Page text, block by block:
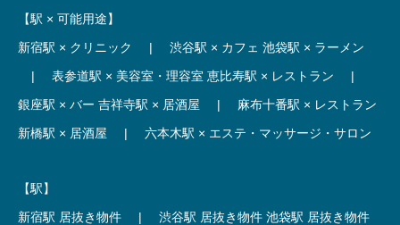
【駅 × 可能用途】
新宿駅 × クリニック
| 渋谷駅 × カフェ 池袋駅 × ラーメン
|
表参道駅 × 美容室・理容室 恵比寿駅 × レストラン
|
銀座駅 × バー 吉祥寺駅 × 居酒屋 |
麻布十番駅 × レストラン
新橋駅 × 居酒屋
| 六本木駅 × エステ・マッサージ・サロン
【駅】
新宿駅 居抜き物件
| 渋谷駅 居抜き物件 池袋駅 居抜き物件